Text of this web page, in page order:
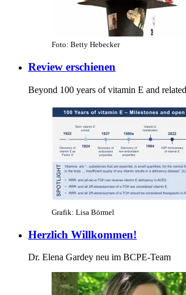
Foto: Betty Hebecker
Review erschienen
Beyond 100 years of vitamin E and
Grafik: Lisa Börmel
Herzlich Willkommen!
Dr. Elena Gardey neu im BCPE-Team